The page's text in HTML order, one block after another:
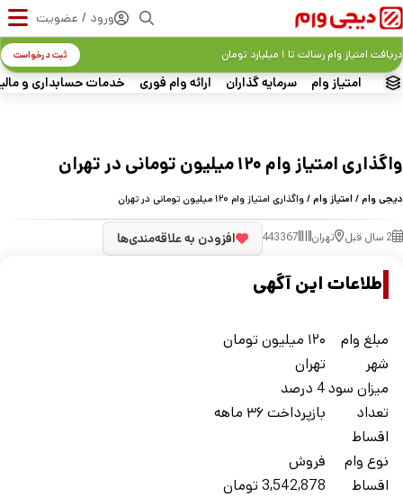
ورود / عضویت
امتیاز وام سرمایه گذاران ارائه وام فوری خدمات حسابداری و
دریافت امتیاز وام رسالت تا ۱ میلیارد تومان ثبت درخواست
واگذاری امتیاز وام ۱۲۰ میلیون تومانی در تهران
دیجی وام/ امتیاز وام/ واگذاری امتیاز وام ۱۲۰ میلیون تومانی در تهران
2 سال قبل تهران 443367 افزودن به علاقه‌مندی‌ها
اطلاعات این آگهی
مبلغ وام
۱۲۰ میلیون تومان
شهر
تهران
ميزان سود4 درصد
تعداد
اقساط
بازپرداخت ۳۶ ماهه
نوع وام
فروش
اقساط
3,542,878 تومان